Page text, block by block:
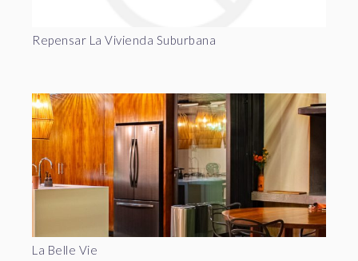
Repensar La Vivienda Suburbana
La Belle Vie